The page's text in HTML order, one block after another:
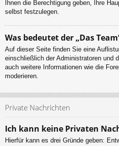
Ihnen die Berechtigung geben, Ihre
selbst festzulegen.
Was bedeutet der „Das
Auf dieser Seite finden Sie eine
einschließlich der Administratoren und
auch weitere Informationen wie die
moderieren.
Private Nachrichten
Ich kann keine Privaten
Hierfür kann es drei Gründe geben: